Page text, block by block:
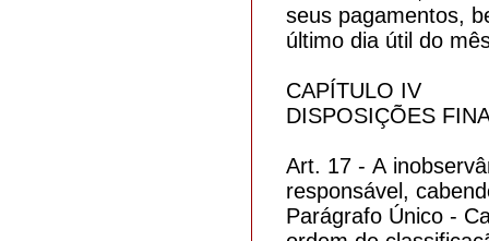
seus pagamentos,
último dia útil do
CAPÍTULO IV
DISPOSIÇÕES
Art. 17 - A
responsável,
Parágrafo Único -